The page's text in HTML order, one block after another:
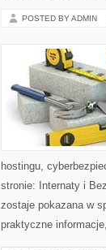
POSTED BY ADMIN
hostingu,
stronie: Internaty i
zostaje pokazana w
praktyczne